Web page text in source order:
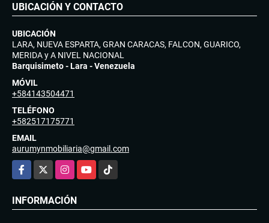
UBICACIÓN Y CONTACTO
UBICACIÓN
LARA, NUEVA ESPARTA, GRAN CARACAS, FALCON, GUARICO,
MERIDA y A NIVEL NACIONAL
Barquisimeto - Lara - Venezuela
MÓVIL
+584143504471
TELÉFONO
+582517175771
EMAIL
aurumynmobiliaria@gmail.com
Facebook
InstagramYouTubeTikTok
INFORMACIÓN